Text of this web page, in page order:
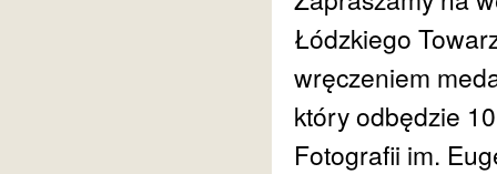
Łódzkiego
wręczeniem
który odbędzie
Fotografii im.